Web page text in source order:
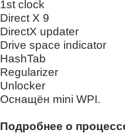
1st clock
Direct X 9
DirectX updater
Drive space indicator
HashTab
Regularizer
Unlocker
Оснащён mini WPI.
Подробнее о